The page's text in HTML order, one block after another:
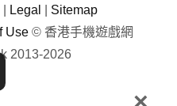
Legal
Sitemap
Use © 香港手機遊戲網
2013-2026